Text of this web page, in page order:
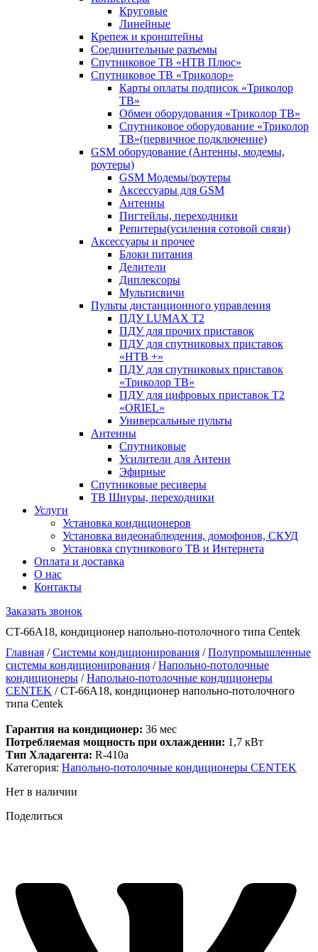
Круговые
Линейные
Крепеж и кронштейны
Соединительные разъемы
Спутниковое ТВ «НТВ Плюс»
Спутниковое ТВ «Триколор»
Карты оплаты подписок «Триколор
ТВ»
Обмен оборудования «Триколор ТВ»
Спутниковое оборудование «Триколор
ТВ»(первичное подключение)
GSM оборудование (Антенны, модемы,
роутеры)
GSM Модемы/роутеры
Аксессуары для GSM
Антенны
Пигтейлы, переходники
Репитеры(усиления сотовой связи)
Аксессуары и прочее
Блоки питания
Делители
Диплексоры
Мультисвичи
Пульты дистанционного управления
ПДУ LUMAX Т2
ПДУ для прочих приставок
ПДУ для спутниковых приставок
«НТВ +»
ПДУ для спутниковых приставок
«Триколор ТВ»
ПДУ для цифровых приставок Т2
«ORIEL»
Универсальные пульты
Антенны
Спутниковые
Усилители для Антенн
Эфирные
Спутниковые ресиверы
ТВ Шнуры, переходники
Услуги
Установка кондиционеров
Установка видеонаблюдения, домофонов, СКУД
Установка спутникового ТВ и Интернета
Оплата и доставка
О нас
Контакты
Заказать звонок
CT-66A18, кондиционер напольно-потолочного типа Centek
Главная /Системы кондиционирования /Полупромышленные
системы кондиционирования /Напольно-потолочные
кондиционеры /Напольно-потолочные кондиционеры
CENTEK / CT-66A18, кондиционер напольно-потолочного
типа Centek
Гарантия на кондиционер: 36 мес
Потребляемая мощность при охлаждении: 1,7 кВт
Тип Хладагента: R-410a
Категория: Напольно-потолочные кондиционеры CENTEK
Нет в наличии
Поделиться